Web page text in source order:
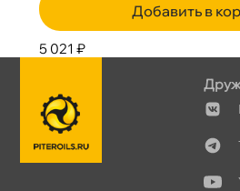
Добавить в
5 021 ₽